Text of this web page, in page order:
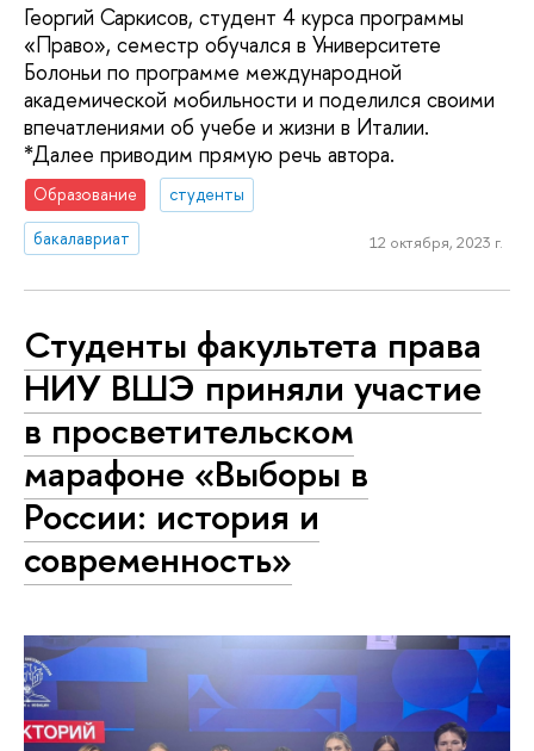
Георгий Саркисов, студент 4 курса программы
«Право», семестр обучался в Университете
Болоньи по программе международной
академической мобильности и поделился своими
впечатлениями об учебе и жизни в Италии.
*Далее приводим прямую речь автора.
Образование
студенты
бакалавриат
12 октября, 2023 г.
Студенты факультета права
НИУ ВШЭ приняли участие
в просветительском
марафоне «Выборы в
России: история и
современность»